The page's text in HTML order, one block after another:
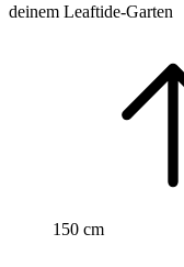
deinem Leaftide-Garten
150 cm